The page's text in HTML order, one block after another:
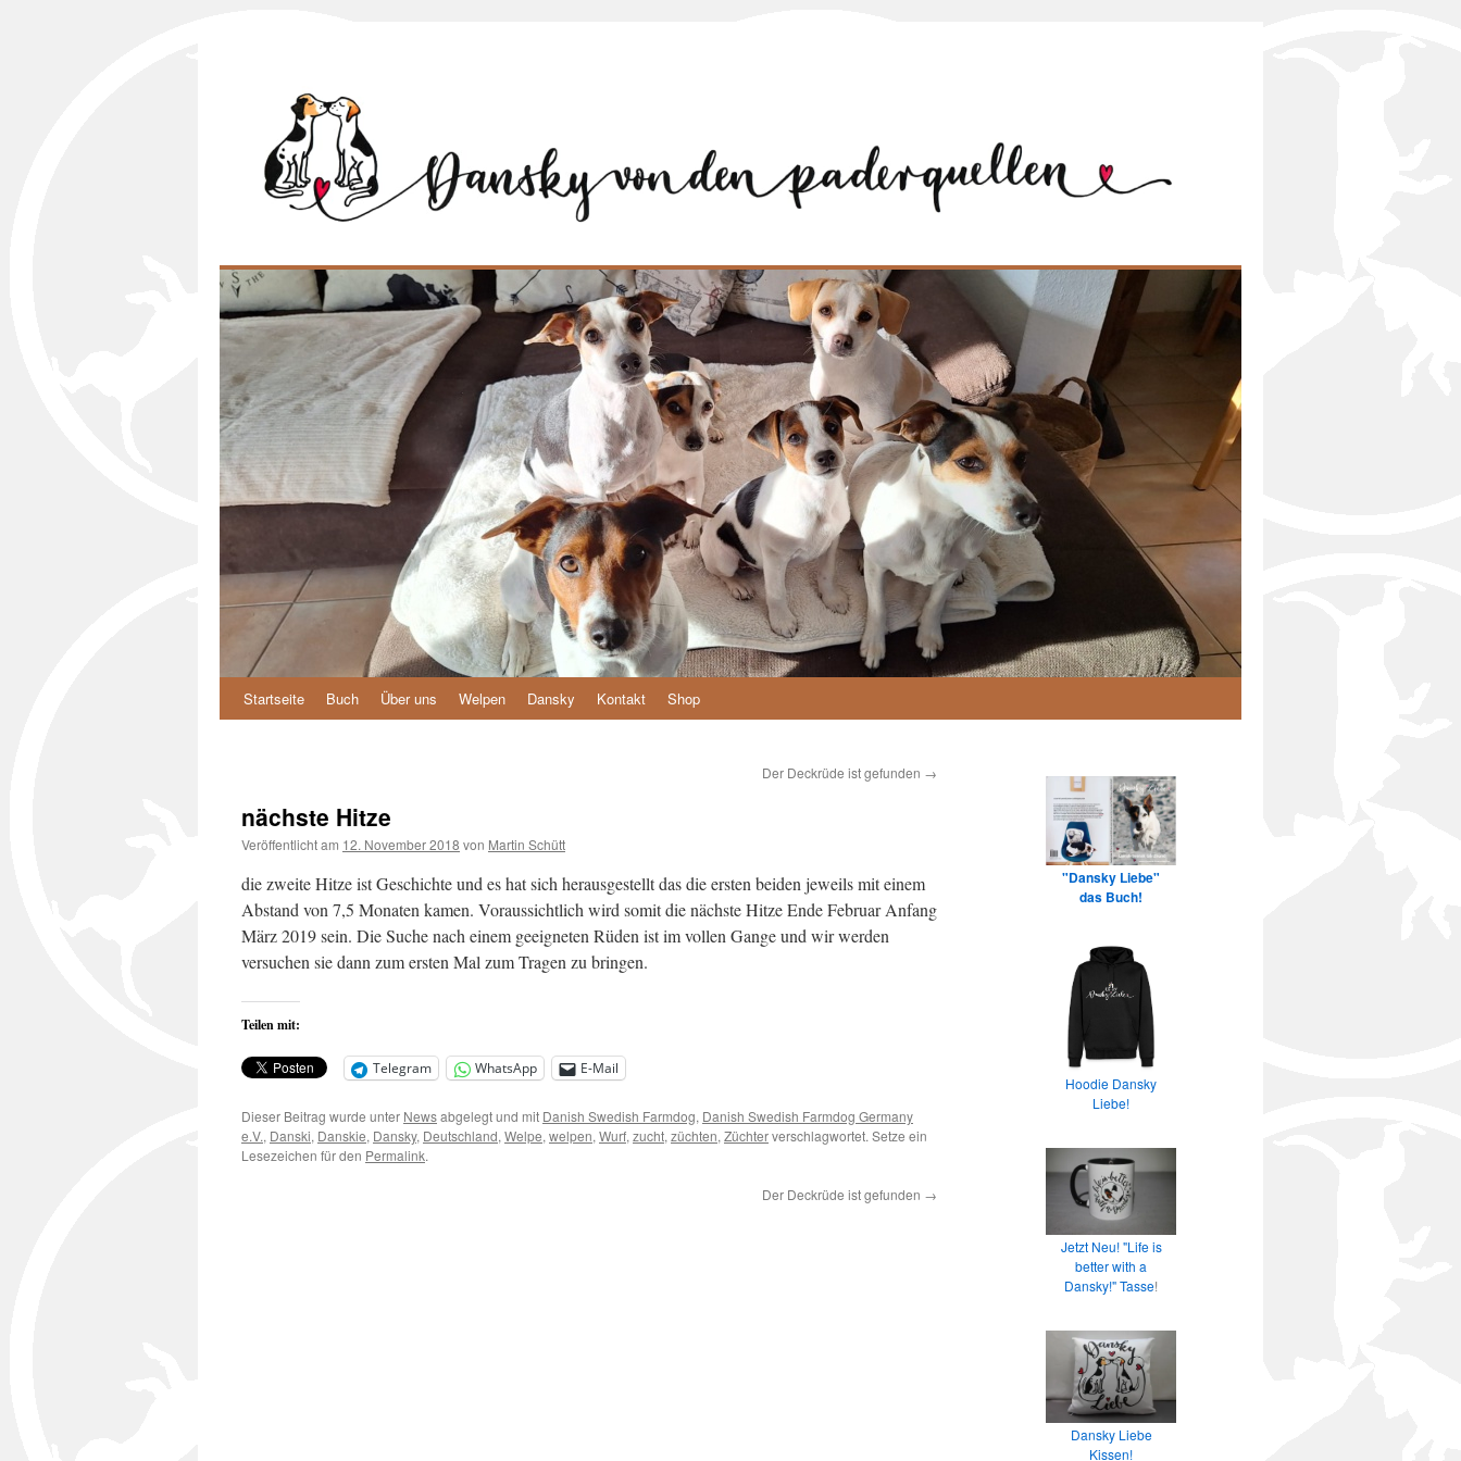
ZumStartseite Buch Über uns Welpen Dansky Kontakt Shop
Der Deckrüde ist gefunden →
nächste Hitze
Veröffentlicht am 12. November 2018 von Martin Schütt
die zweite Hitze ist Geschichte und es hat sich herausgestellt das die ersten beiden jeweils mit einem
Abstand von 7,5 Monaten kamen. Voraussichtlich wird somit die nächste Hitze Ende Februar Anfang
März 2019 sein. Die Suche nach einem geeigneten Rüden ist im vollen Gange und wir werden
versuchen sie dann zum ersten Mal zum Tragen zu bringen.
Teilen mit:
Telegram WhatsApp E-Mail
Dieser Beitrag wurde unter Newsabgelegt und mit Danish Swedish Farmdog, Danish Swedish Farmdog Germany
e.V., Danski, Danskie, Dansky, Deutschland, Welpe, welpen, Wurf, zucht, züchten, Züchterverschlagwortet. Setze ein
Lesezeichen für den Permalink.
Der Deckrüde ist gefunden →
"Dansky Liebe"
das Buch!
Hoodie Dansky
Liebe!
Jetzt Neu! "Life is
better with a
Dansky!" Tasse!
Dansky Liebe
Kissen!